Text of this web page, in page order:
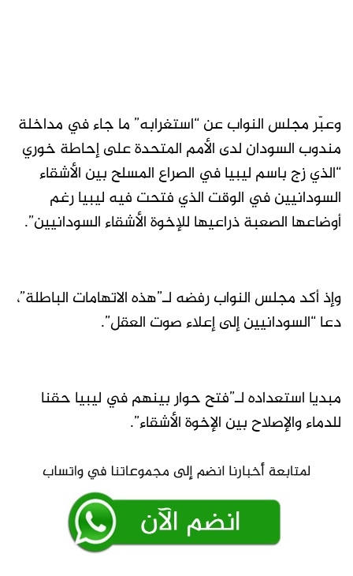
وعبّر مجلس النواب عن “استغرابه” ما جاء في مداخلة
مندوب السودان لدى الأمم المتحدة على إحاطة خوري
“الذي زج باسم ليبيا في الصراع المسلح بين الأشقاء
السودانيين في الوقت الذي فتحت فيه ليبيا رغم
أوضاعها الصعبة ذراعيها للإخوة الأشقاء السودانيين”.
وإذ أكد مجلس النواب رفضه لـ”هذه الاتهامات الباطلة”،
دعا “السودانيين إلى إعلاء صوت العقل”.
مبديا استعداده لـ”فتح حوار بينهم في ليبيا حقنا
للدماء والإصلاح بين الإخوة الأشقاء”.